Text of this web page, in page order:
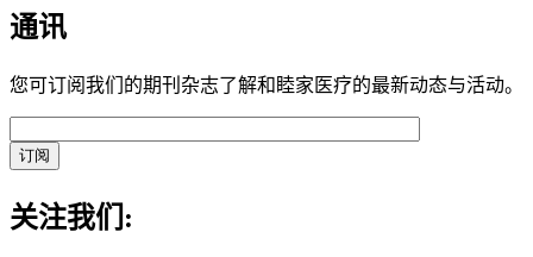
通讯
您可订阅我们的期刊杂志了解和睦家医疗的最新动态与活动。
关注我们: